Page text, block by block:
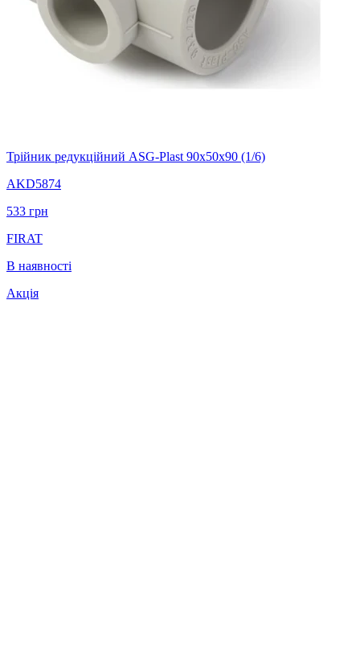
Трійник редукційний ASG-Plast 90х50х90 (1/6)
AKD5874
533 грн
FIRAT
В наявності
Акція